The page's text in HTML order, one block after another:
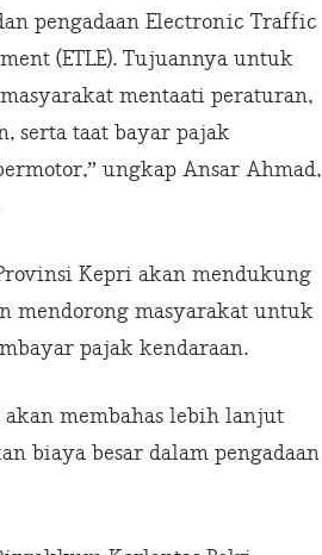
pengadaan Electronic Traffic
(ETLE). Tujuannya untuk
mentaati peraturan,
serta taat bayar pajak
ungkap Ansar Ahmad,
Kepri akan mendukung
mendorong masyarakat untuk
pajak kendaraan.
akan membahas lebih lanjut
biaya besar dalam pengadaan